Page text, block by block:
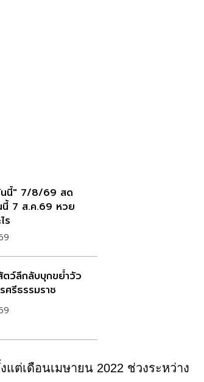
นี้" 7/8/69 สด
7 ส.ค.69 หวย
ร
ตว์ลึกลับบุกขย้ำวัว
รีธรรมราช
แต่เดือนเมษายน 2022 ช่วงระหว่าง